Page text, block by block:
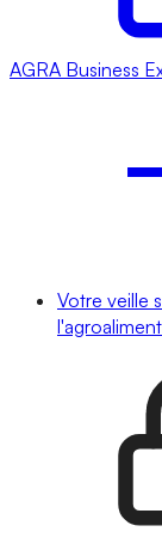
AGRA Business
Votre veille